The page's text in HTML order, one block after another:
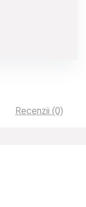
Recenzii (0)